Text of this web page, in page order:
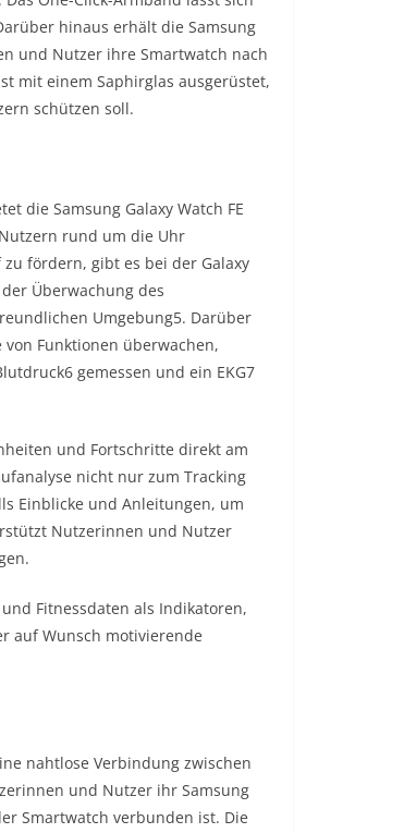
hinaus erhält die Samsung
und Nutzer ihre Smartwatch nach
mit einem Saphirglas ausgerüstet,
schützen soll.
die Samsung Galaxy Watch FE
rund um die Uhr
fördern, gibt es bei der Galaxy
Überwachung des
Umgebung5. Darüber
Funktionen überwachen,
gemessen und ein EKG7
und Fortschritte direkt am
nicht nur zum Tracking
Einblicke und Anleitungen, um
Nutzerinnen und Nutzer
Fitnessdaten als Indikatoren,
auf Wunsch motivierende
nahtlose Verbindung zwischen
und Nutzer ihr Samsung
Smartwatch verbunden ist. Die